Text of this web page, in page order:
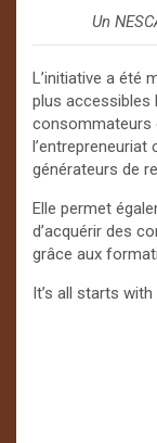
Un
L’initiative a été
plus accessibles
consommateurs
l’entrepreneuriat
générateurs de
Elle permet
d’acquérir des
grâce aux
It’s all starts with